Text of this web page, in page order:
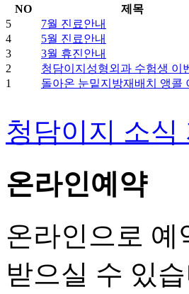
NO
제목
5
7월 진료안내
4
5월 진료안내
3
3월 휴진안내
2
청담이지성형외과 수험생 이
1
돌아온 눈밑지방재배치 앵콜
청담이지 소식
온라인예약
온라인으로 예
받으실 수 있